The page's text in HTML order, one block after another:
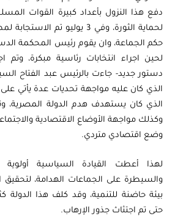
دفع هذا النزول بأعداد كبيرة القوات
لحماية الثورة، وفي 3 يوليو تم
حكم الجماعة، وان يقوم رئيس المحكمة
لحين اجراء انتخابات رئاسية مبكرة، وتم
دستور جديد- جاءت بالرئيس عبد الفتاح
الذي كان عليه مواجهة تحديات عدة يأتي على
الذي كان يستهدف هدم الدولة المصرية،
وكذلك مواجهة الأوضاع الاقتصادية
وضع اقتصادي متردي.
لهذا أعطت القيادة السياسية أولوية
والسيطرة على الجماعات الهدامة، لتحقيق
بيئة حاضنة للتنمية، وقد كلف هذا الدولة
حتى تم اجتثاث جذور الإرهاب.